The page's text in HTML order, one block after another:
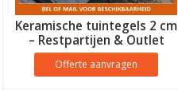
Keramische tuintegels 2 cm
– Restpartijen & Outlet
Aanbieding
Offerte aanvragen